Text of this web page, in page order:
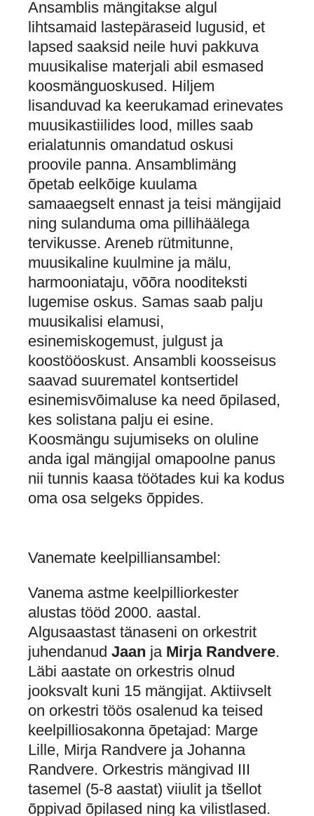
Ansamblis mängitakse algul
lihtsamaid lastepäraseid lugusid, et
lapsed saaksid neile huvi pakkuva
muusikalise materjali abil esmased
koosmänguoskused. Hiljem
lisanduvad ka keerukamad erinevates
muusikastiilides lood, milles saab
erialatunnis omandatud oskusi
proovile panna. Ansamblimäng
õpetab eelkõige kuulama
samaaegselt ennast ja teisi mängijaid
ning sulanduma oma pillihäälega
tervikusse. Areneb rütmitunne,
muusikaline kuulmine ja mälu,
harmooniataju, võõra nooditeksti
lugemise oskus. Samas saab palju
muusikalisi elamusi,
esinemiskogemust, julgust ja
koostööoskust. Ansambli koosseisus
saavad suurematel kontsertidel
esinemisvõimaluse ka need õpilased,
kes solistana palju ei esine.
Koosmängu sujumiseks on oluline
anda igal mängijal omapoolne panus
nii tunnis kaasa töötades kui ka kodus
oma osa selgeks õppides.
Vanemate keelpilliansambel:
Vanema astme keelpilliorkester
alustas tööd 2000. aastal.
Algusaastast tänaseni on orkestrit
juhendanud Jaan ja Mirja Randvere.
Läbi aastate on orkestris olnud
jooksvalt kuni 15 mängijat. Aktiivselt
on orkestri töös osalenud ka teised
keelpilliosakonna õpetajad: Marge
Lille, Mirja Randvere ja Johanna
Randvere. Orkestris mängivad III
tasemel (5-8 aastat) viiulit ja tšellot
õppivad õpilased ning ka vilistlased.